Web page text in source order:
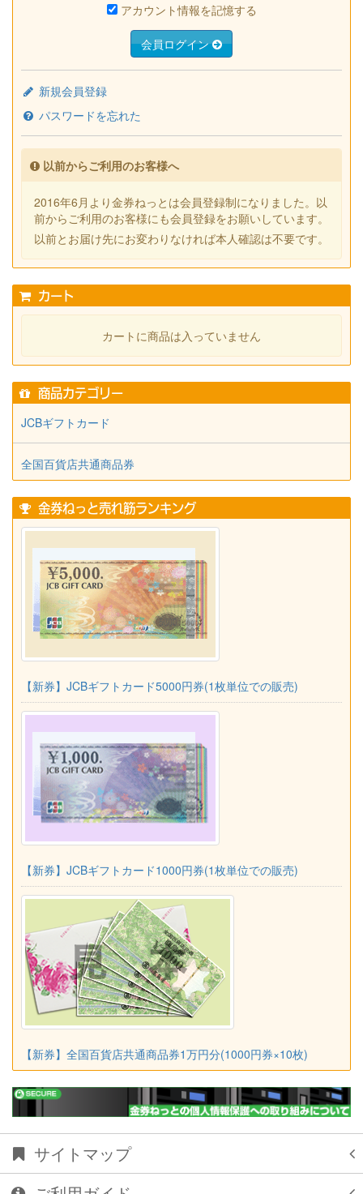
アカウント情報を記憶する
会員ログイン
新規会員登録
パスワードを忘れた
以前からご利用のお客様へ
2016年6月より金券ねっとは会員登録制になりました。以
前からご利用のお客様にも会員登録をお願いしています。
以前とお届け先にお変わりなければ本人確認は不要です。
カート
カートに商品は入っていません
商品カテゴリー
JCBギフトカード
全国百貨店共通商品券
金券ねっと売れ筋ランキング
【新券】JCBギフトカード5000円券(1枚単位での販売)
【新券】JCBギフトカード1000円券(1枚単位での販売)
【新券】全国百貨店共通商品券1万円分(1000円券×10枚)
サイトマップ